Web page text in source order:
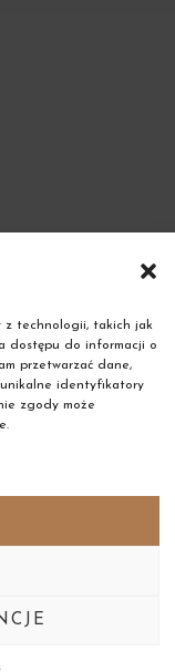
z technologii, takich jak
dostępu do informacji o
przetwarzać dane,
identyfikatory
zgody może
Most